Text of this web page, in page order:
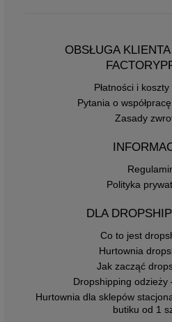
OBSŁUGA
Płatności i
Pytania o
Zasady
Polityka
DLA
Co to jest
Hurtownia
Jak zacząć
Dropshipping odzieży
Hurtownia dla sklepów
butiku od 1